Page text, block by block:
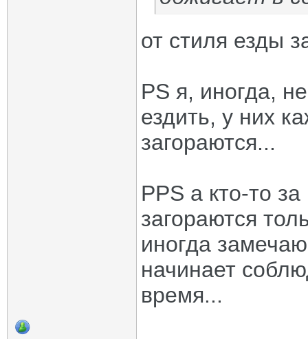
от стиля езды
PS я, иногда,
ездить, у них
загораются...
PPS а кто-то
загораются
иногда
начинает
время...